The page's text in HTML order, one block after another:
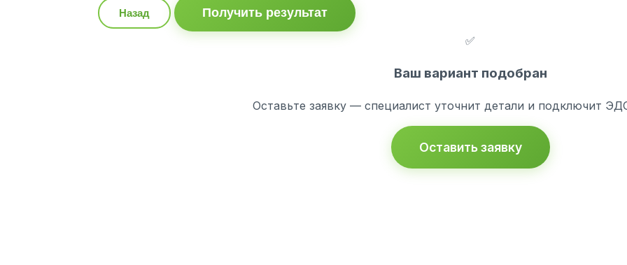
Назад
Получить результат
✅
Ваш вариант подобран
Оставьте заявку — специалист уточнит детали и подключит
Оставить заявку